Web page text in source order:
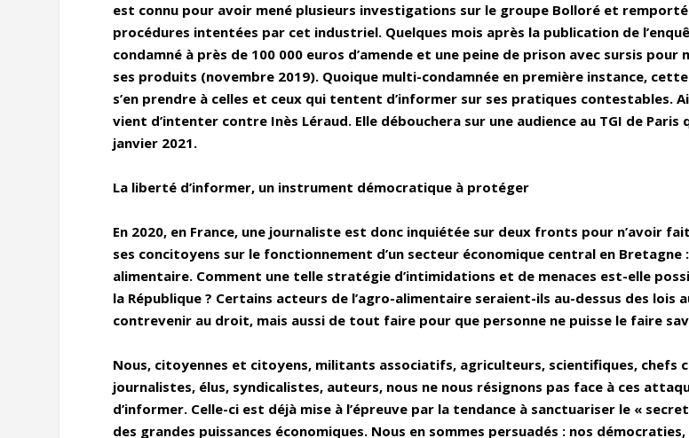
est connu pour avoir mené plusieurs investigations sur le groupe Bolloré et
procédures intentées par cet industriel. Quelques mois après la publication de
condamné à près de 100 000 euros d’amende et une peine de prison avec sursis pour
ses produits (novembre 2019). Quoique multi-condamnée en première instance,
s’en prendre à celles et ceux qui tentent d’informer sur ses pratiques contestables.
vient d’intenter contre Inès Léraud. Elle débouchera sur une audience au TGI de Paris
janvier 2021.
La liberté d’informer, un instrument démocratique à protéger
En 2020, en France, une journaliste est donc inquiétée sur deux fronts pour n’avoir
ses concitoyens sur le fonctionnement d’un secteur économique central en Bretagne
alimentaire. Comment une telle stratégie d’intimidations et de menaces est-elle
la République ? Certains acteurs de l’agro-alimentaire seraient-ils au-dessus des lois
contrevenir au droit, mais aussi de tout faire pour que personne ne puisse le faire
Nous, citoyennes et citoyens, militants associatifs, agriculteurs, scientifiques, chefs
journalistes, élus, syndicalistes, auteurs, nous ne nous résignons pas face à ces
d’informer. Celle-ci est déjà mise à l’épreuve par la tendance à sanctuariser le «
des grandes puissances économiques. Nous en sommes persuadés : nos